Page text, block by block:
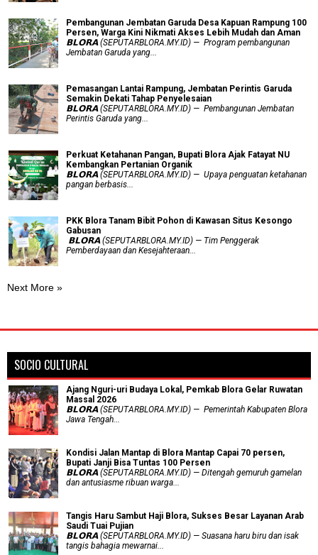
Pembangunan Jembatan Garuda Desa Kapuan Rampung 100
Persen, Warga Kini Nikmati Akses Lebih Mudah dan Aman
𝗕𝗟𝗢𝗥𝗔 (SEPUTARBLORA.MY.ID) — Program pembangunan
Jembatan Garuda yang...
Pemasangan Lantai Rampung, Jembatan Perintis Garuda
Semakin Dekati Tahap Penyelesaian
𝗕𝗟𝗢𝗥𝗔 (SEPUTARBLORA.MY.ID) — Pembangunan Jembatan
Perintis Garuda yang...
​Perkuat Ketahanan Pangan, Bupati Blora Ajak Fatayat NU
Kembangkan Pertanian Organik
𝗕𝗟𝗢𝗥𝗔 (SEPUTARBLORA.MY.ID) — Upaya penguatan ketahanan
pangan berbasis...
PKK Blora Tanam Bibit Pohon di Kawasan Situs Kesongo
Gabusan
‎ 𝗕𝗟𝗢𝗥𝗔 (SEPUTARBLORA.MY.ID) — Tim Penggerak
Pemberdayaan dan Kesejahteraan...
Next More »
SOCIO CULTURAL
Ajang Nguri-uri Budaya Lokal, Pemkab Blora Gelar Ruwatan
Massal 2026
𝗕𝗟𝗢𝗥𝗔 (SEPUTARBLORA.MY.ID) — Pemerintah Kabupaten Blora
Jawa Tengah...
Kondisi Jalan Mantap di Blora Mantap Capai 70 persen,
Bupati Janji Bisa Tuntas 100 Persen
𝗕𝗟𝗢𝗥𝗔 (SEPUTARBLORA.MY.ID) — Ditengah gemuruh gamelan
dan antusiasme ribuan warga...
Tangis Haru Sambut Haji Blora, Sukses Besar Layanan Arab
Saudi Tuai Pujian
𝗕𝗟𝗢𝗥𝗔 (SEPUTARBLORA.MY.ID) — Suasana haru biru dan isak
tangis bahagia mewarnai...